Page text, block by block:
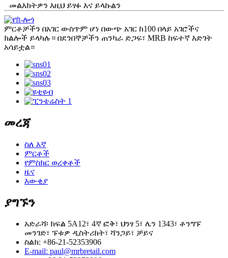
መልእክትዎን እዚህ ይፃፉ እና ይላኩልን
ምርቶቻችን በአገር ውስጥም ሆነ በውጭ አገር ከ100 በላይ አገሮችና
ክልሎች ይላካሉ። በደንበኞቻችን ጠንካራ ድጋፍ፣ MRB ከፍተኛ እድገት
አሳይቷል።
መረጃ
ስለ እኛ
ምርቶች
የምስክር ወረቀቶች
ዜና
እውቂያ
ያግኙን
አድራሻ፡ ክፍል 5A12፣ 4ኛ ፎቅ፣ ህንፃ 5፣ ሌን 1343፣ ቶንግፑ
መንገድ፣ ፑቱዎ ዲስትሪክት፣ ሻንጋይ፣ ቻይና
ስልክ: +86-21-52353906
E-mail: paul@mrbretail.com